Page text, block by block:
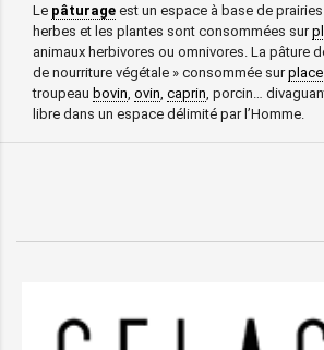
Le pâturage est un espace à base de
herbes et les plantes sont consommées sur
animaux herbivores ou omnivores. La pâture
de nourriture végétale » consommée surplace
troupeau bovin ovin caprin , porcin…
libre dans un espace délimité par l’Homme.